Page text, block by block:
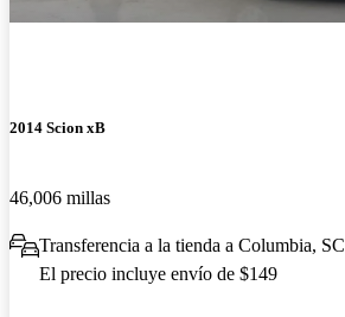
2014 Scion xB
46,006 millas
Transferencia a la tienda a Columbia, SC
El precio incluye envío de $149